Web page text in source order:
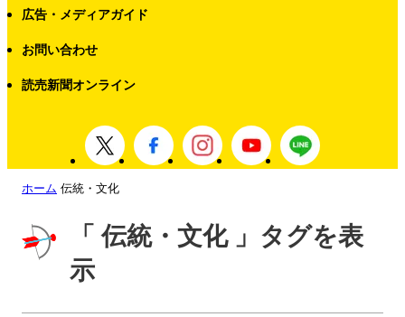
広告・メディアガイド
お問い合わせ
読売新聞オンライン
ホーム 伝統・文化
「 伝統・文化 」タグを表
示